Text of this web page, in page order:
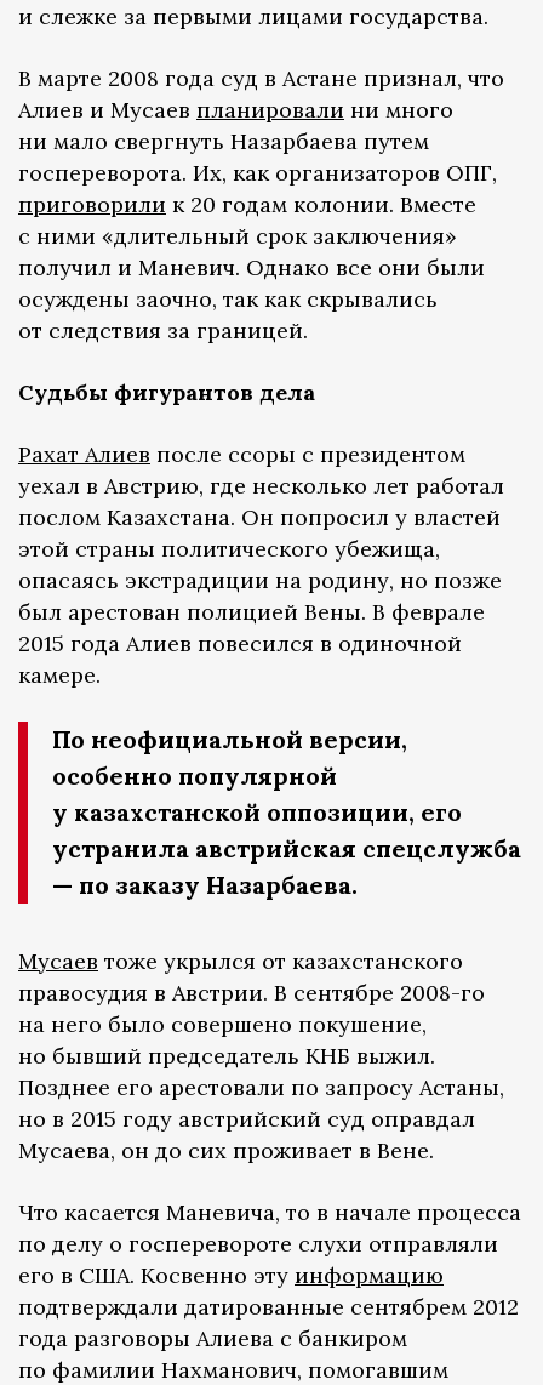
и слежке за первыми лицами государства.
В марте 2008 года суд в Астане признал, что
Алиев и Мусаев планировали ни много
ни мало свергнуть Назарбаева путем
госпереворота. Их, как организаторов ОПГ,
приговорили к 20 годам колонии. Вместе
с ними «длительный срок заключения»
получил и Маневич. Однако все они были
осуждены заочно, так как скрывались
от следствия за границей.
Судьбы фигурантов дела
Рахат Алиев после ссоры с президентом
уехал в Австрию, где несколько лет работал
послом Казахстана. Он попросил у властей
этой страны политического убежища,
опасаясь экстрадиции на родину, но позже
был арестован полицией Вены. В феврале
2015 года Алиев повесился в одиночной
камере.
По неофициальной версии,
особенно популярной
у казахстанской оппозиции, его
устранила австрийская спецслужба
— по заказу Назарбаева.
Мусаев тоже укрылся от казахстанского
правосудия в Австрии. В сентябре 2008-го
на него было совершено покушение,
но бывший председатель КНБ выжил.
Позднее его арестовали по запросу Астаны,
но в 2015 году австрийский суд оправдал
Мусаева, он до сих проживает в Вене.
Что касается Маневича, то в начале процесса
по делу о госперевороте слухи отправляли
его в США. Косвенно эту информацию
подтверждали датированные сентябрем 2012
года разговоры Алиева с банкиром
по фамилии Нахманович, помогавшим